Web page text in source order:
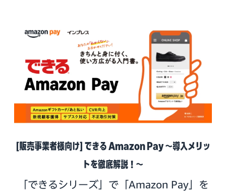
[販売事業者様向け] できる Amazon Pay ～導入メリッ
トを徹底解説！～
「できるシリーズ」で「Amazon Pay」を